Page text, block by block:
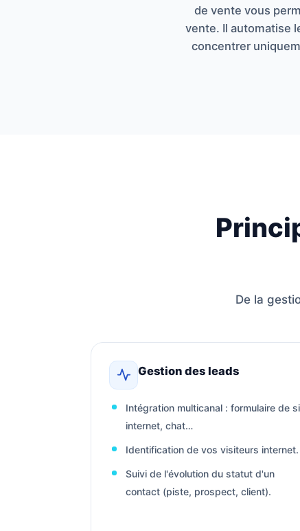
de vente vous
vente. Il automatise
concentrer
De la
Gestion des leads
Intégration multicanal : formulaire de
internet, chat…
Identification de vos visiteurs internet.
Suivi de l'évolution du statut d'un
contact (piste, prospect, client).